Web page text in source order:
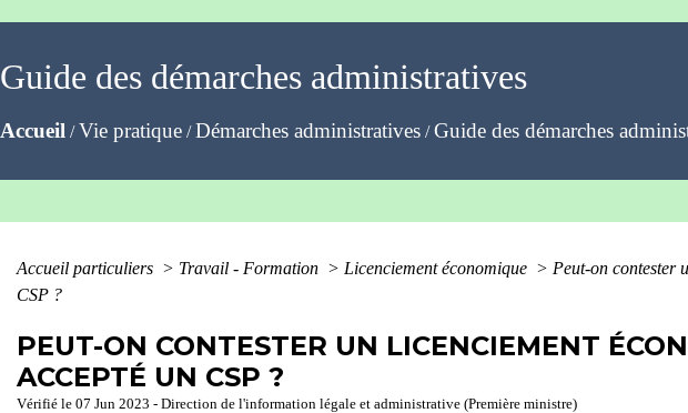
Guide des démarches administratives
Accueil /Vie pratique /Démarches administratives /Guide des démarches
Accueil particuliers > Travail - Formation > Licenciement économique > Peut-on contester
CSP ?
PEUT-ON CONTESTER UN LICENCIEMENT
ACCEPTÉ UN CSP ?
Vérifié le 07 Jun 2023 - Direction de l'information légale et administrative (Première ministre)